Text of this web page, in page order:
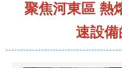
聚焦河東區 熱
速設